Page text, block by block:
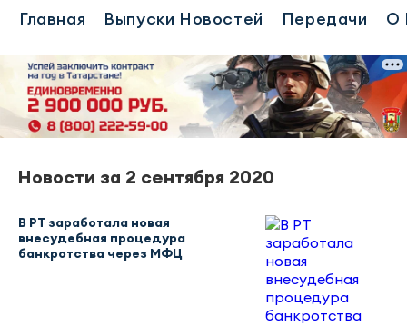
Главная Выпуски Новостей Передачи О
Новости за 2 сентября 2020
В РТ заработала новая
внесудебная процедура
банкротства через МФЦ